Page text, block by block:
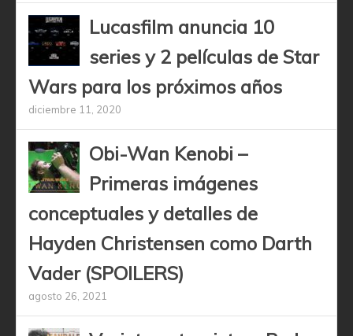
Lucasfilm anuncia 10
series y 2 películas de Star
Wars para los próximos años
diciembre 11, 2020
Obi-Wan Kenobi –
Primeras imágenes
conceptuales y detalles de
Hayden Christensen como Darth
Vader (SPOILERS)
agosto 26, 2021